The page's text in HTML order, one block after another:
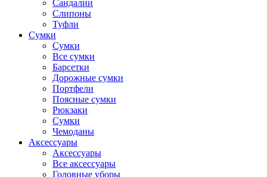
Сандалии
Слипоны
Туфли
Сумки
Сумки
Все сумки
Барсетки
Дорожные сумки
Портфели
Поясные сумки
Рюкзаки
Сумки
Чемоданы
Аксессуары
Аксессуары
Все аксессуары
Головные уборы